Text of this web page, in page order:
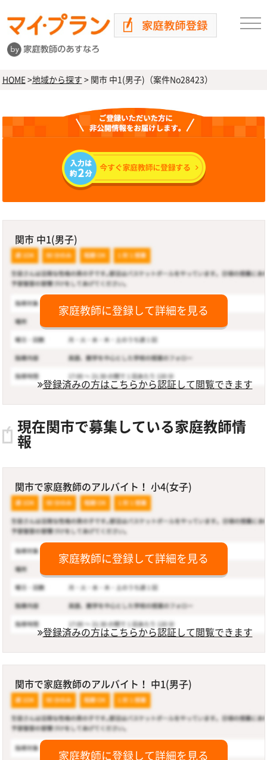
HOME>地域から探す >関市 中1(男子)（案件No28423）
関市 中1(男子)
家庭教師に登録して詳細を見る
登録済みの方はこちらから認証して閲覧できます
現在関市で募集している家庭教師情
報
関市で家庭教師のアルバイト！ 小4(女子)
家庭教師に登録して詳細を見る
登録済みの方はこちらから認証して閲覧できます
関市で家庭教師のアルバイト！ 中1(男子)
家庭教師に登録して詳細を見る